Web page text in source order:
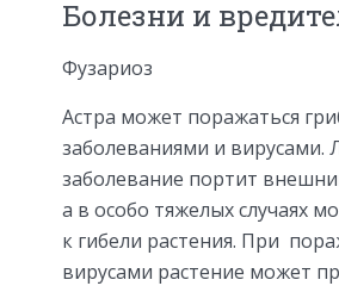
Болезни и
Фузариоз
Астра может поражаться
заболеваниями и вирусами.
заболевание портит
а в особо тяжелых случаях
к гибели растения. При
вирусами растение может